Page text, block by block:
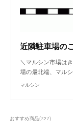
近隣駐車場の
＼マルシン市場は
場の最北端、マル
マルシン
おすすめ商品(727)